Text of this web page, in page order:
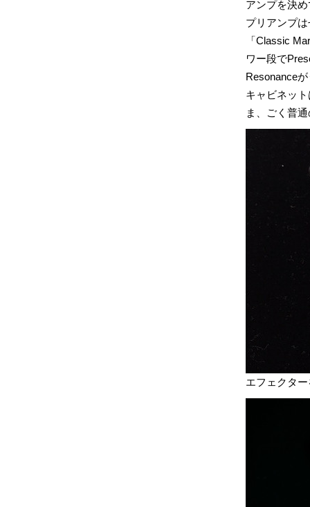
アンプを決
プリアンプ
「Classic
ワー段で
Resonance
キャビネッ
ま、ごく普
エフェクタ